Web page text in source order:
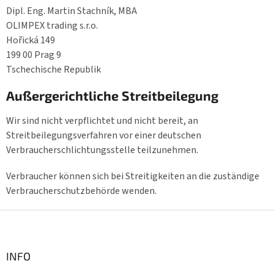
Dipl. Eng. Martin Stachník, MBA
OLIMPEX trading s.r.o.
Hořická 149
199 00 Prag 9
Tschechische Republik
Außergerichtliche Streitbeilegung
Wir sind nicht verpflichtet und nicht bereit, an
Streitbeilegungsverfahren vor einer deutschen
Verbraucherschlichtungsstelle teilzunehmen.
Verbraucher können sich bei Streitigkeiten an die zuständige
Verbraucherschutzbehörde wenden.
INFO